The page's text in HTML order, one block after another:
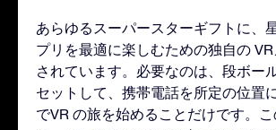
あらゆるスーパースターギフトに、
プリを最適に楽しむための独自の
されています。必要なのは、段ボー
セットして、携帯電話を所定の位置
でVR の旅を始めることだけです。